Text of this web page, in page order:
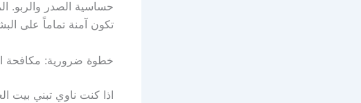
حساسية الصدر والربو.
تكون آمنة تماماً على
خطوة ضرورية: مكافحة
اذا كنت ناوي تبني بيت